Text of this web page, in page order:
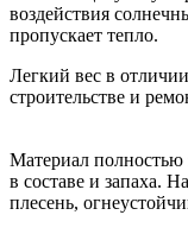
воздействия
пропускает тепло.
Легкий вес в
строительстве и
Материал полностью
в составе и запаха.
плесень,